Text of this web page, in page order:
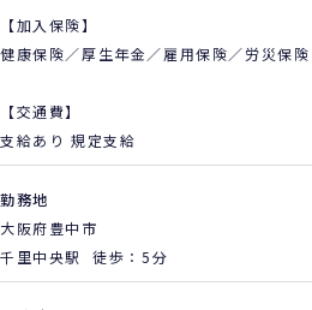
【加入保険】
健康保険／厚生年金／雇用保険／労災保険
【交通費】
支給あり 規定支給
勤務地
大阪府豊中市
千里中央駅 徒歩：5分